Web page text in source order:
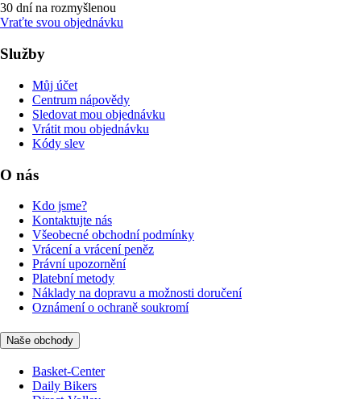
30 dní na rozmyšlenou
Vraťte svou objednávku
Služby
Můj účet
Centrum nápovědy
Sledovat mou objednávku
Vrátit mou objednávku
Kódy slev
O nás
Kdo jsme?
Kontaktujte nás
Všeobecné obchodní podmínky
Vrácení a vrácení peněz
Právní upozornění
Platební metody
Náklady na dopravu a možnosti doručení
Oznámení o ochraně soukromí
Naše obchody
Basket-Center
Daily Bikers